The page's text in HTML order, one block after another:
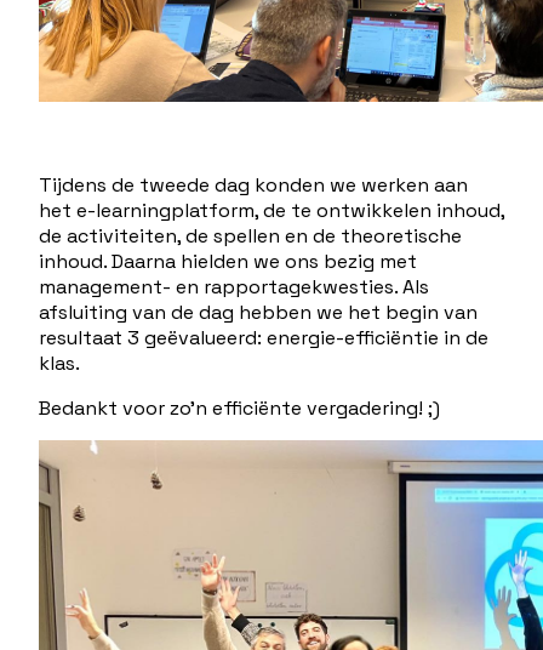
Tijdens de tweede dag konden we werken aan
het e-learningplatform, de te ontwikkelen inhoud,
de activiteiten, de spellen en de theoretische
inhoud. Daarna hielden we ons bezig met
management- en rapportagekwesties. Als
afsluiting van de dag hebben we het begin van
resultaat 3 geëvalueerd: energie-efficiëntie in de
klas.
Bedankt voor zo'n efficiënte vergadering! ;)